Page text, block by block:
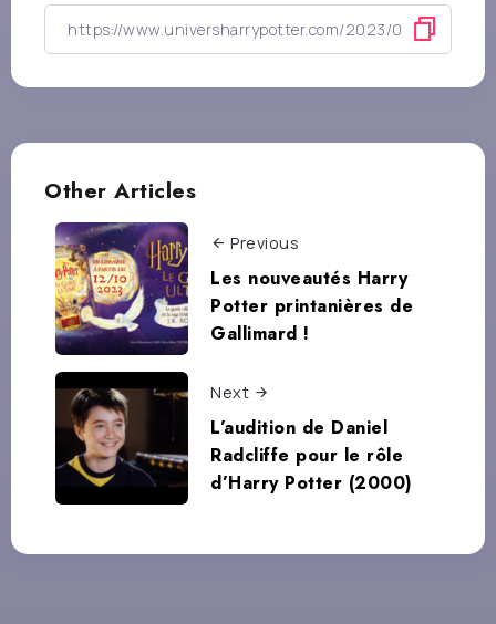
Other Articles
Previous
Les nouveautés Harry
Potter printanières de
Gallimard !
Next
L’audition de Daniel
Radcliffe pour le rôle
d’Harry Potter (2000)